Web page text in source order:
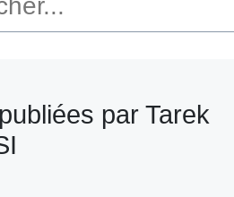
par Tarek